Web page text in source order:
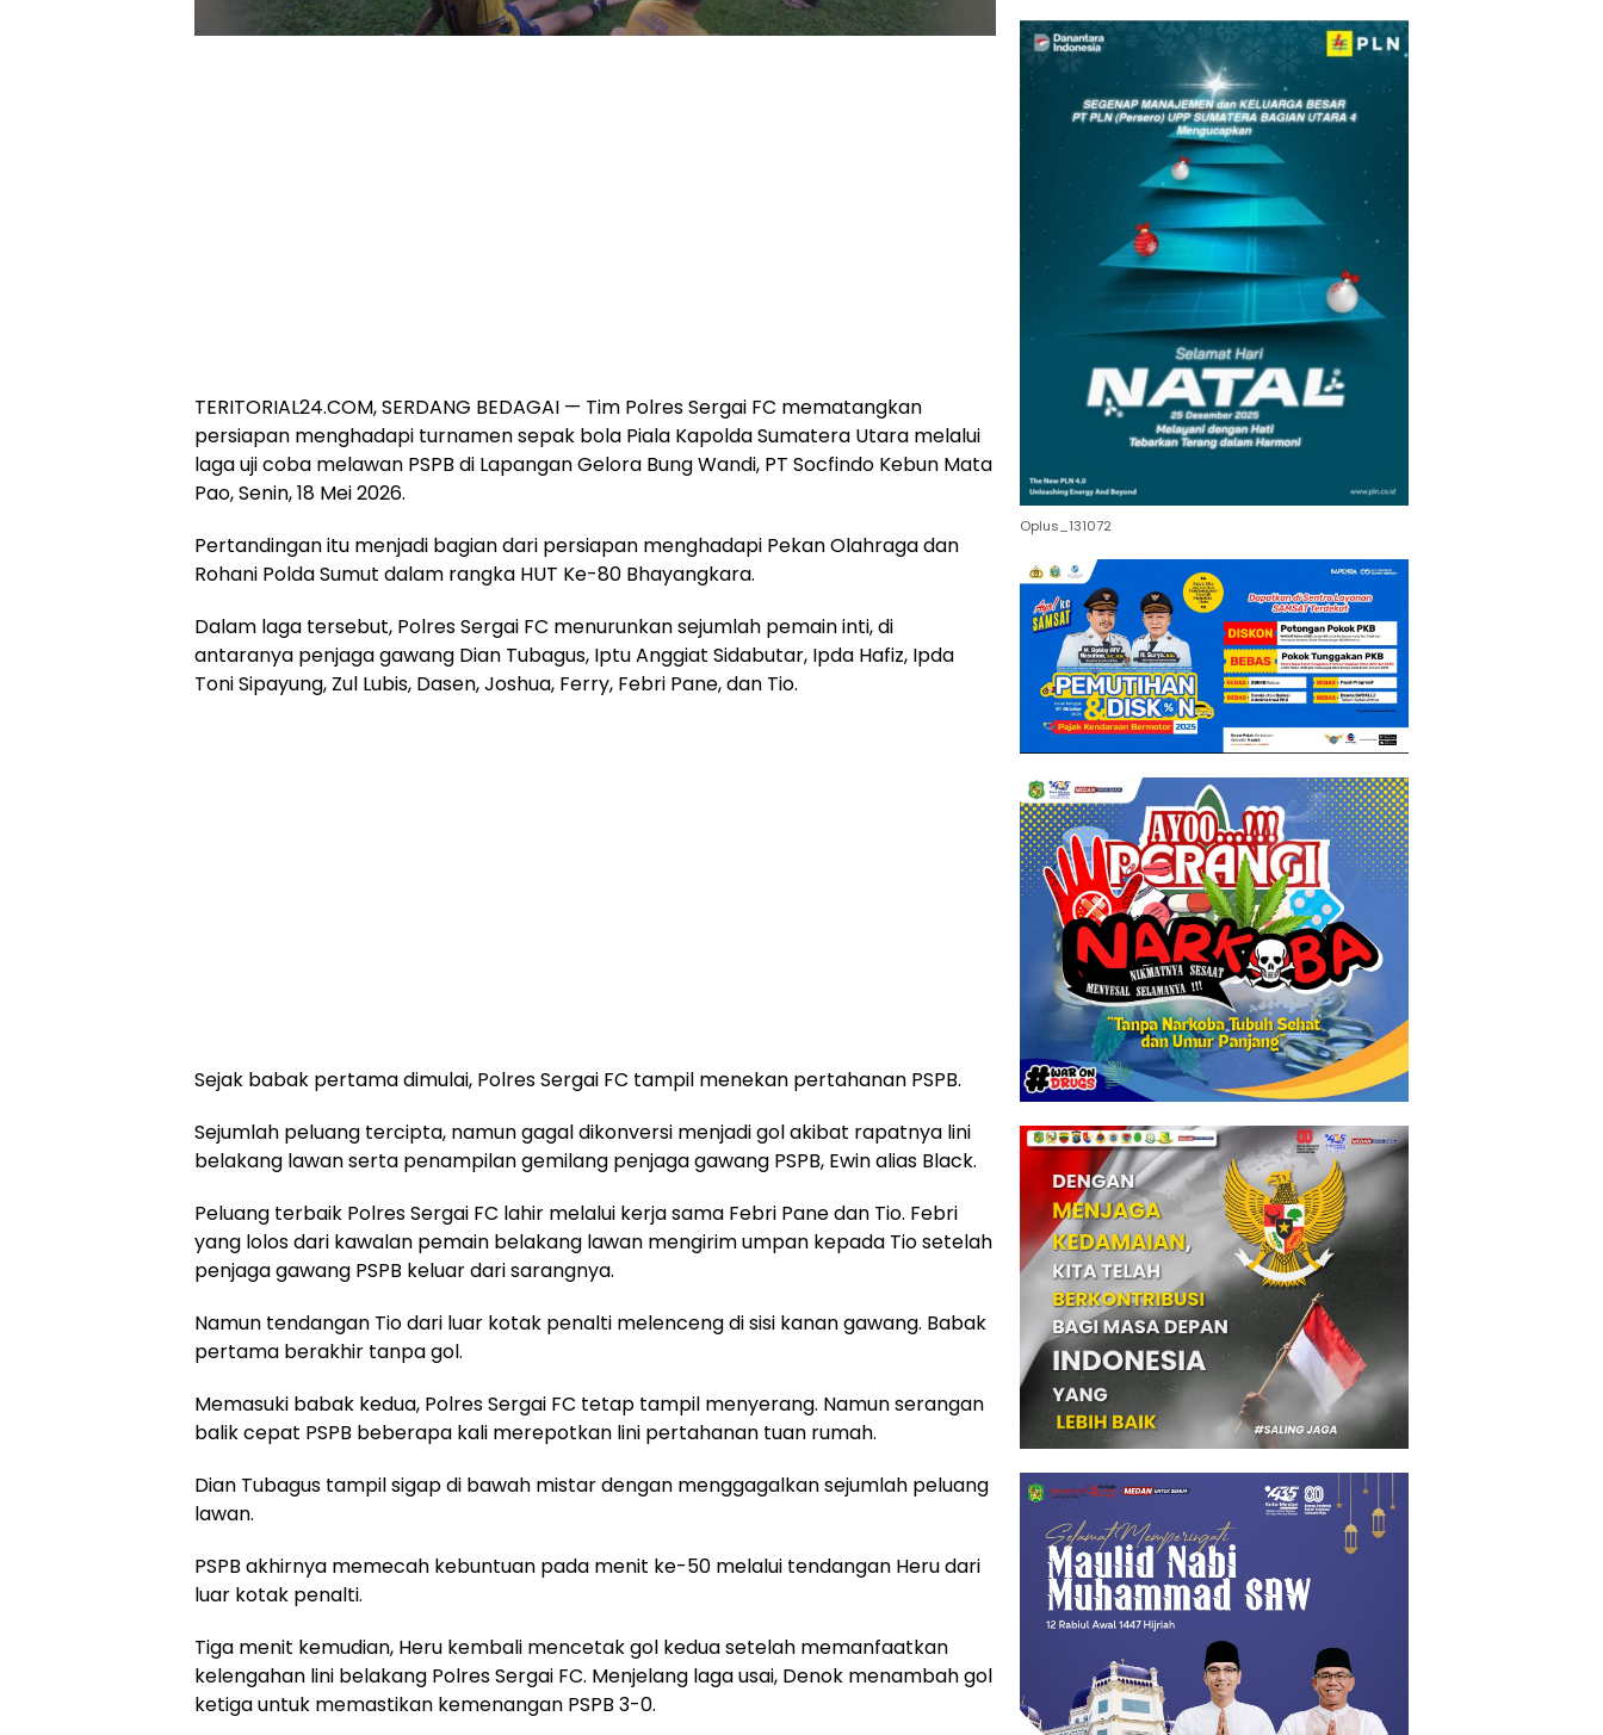
TERITORIAL24.COM, SERDANG BEDAGAI — Tim Polres Sergai FC mematangkan
persiapan menghadapi turnamen sepak bola Piala Kapolda Sumatera Utara melalui
laga uji coba melawan PSPB di Lapangan Gelora Bung Wandi, PT Socfindo Kebun Mata
Pao, Senin, 18 Mei 2026.
Pertandingan itu menjadi bagian dari persiapan menghadapi Pekan Olahraga dan
Rohani Polda Sumut dalam rangka HUT Ke-80 Bhayangkara.
Dalam laga tersebut, Polres Sergai FC menurunkan sejumlah pemain inti, di
antaranya penjaga gawang Dian Tubagus, Iptu Anggiat Sidabutar, Ipda Hafiz, Ipda
Toni Sipayung, Zul Lubis, Dasen, Joshua, Ferry, Febri Pane, dan Tio.
Sejak babak pertama dimulai, Polres Sergai FC tampil menekan pertahanan PSPB.
Sejumlah peluang tercipta, namun gagal dikonversi menjadi gol akibat rapatnya lini
belakang lawan serta penampilan gemilang penjaga gawang PSPB, Ewin alias Black.
Peluang terbaik Polres Sergai FC lahir melalui kerja sama Febri Pane dan Tio. Febri
yang lolos dari kawalan pemain belakang lawan mengirim umpan kepada Tio setelah
penjaga gawang PSPB keluar dari sarangnya.
Namun tendangan Tio dari luar kotak penalti melenceng di sisi kanan gawang. Babak
pertama berakhir tanpa gol.
Memasuki babak kedua, Polres Sergai FC tetap tampil menyerang. Namun serangan
balik cepat PSPB beberapa kali merepotkan lini pertahanan tuan rumah.
Dian Tubagus tampil sigap di bawah mistar dengan menggagalkan sejumlah peluang
lawan.
PSPB akhirnya memecah kebuntuan pada menit ke-50 melalui tendangan Heru dari
luar kotak penalti.
Tiga menit kemudian, Heru kembali mencetak gol kedua setelah memanfaatkan
kelengahan lini belakang Polres Sergai FC. Menjelang laga usai, Denok menambah gol
ketiga untuk memastikan kemenangan PSPB 3-0.
Oplus_131072